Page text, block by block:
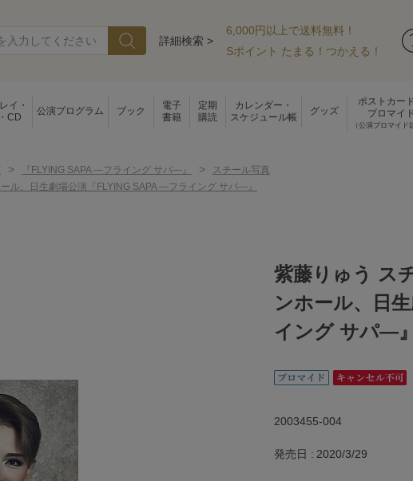
詳細検索 >
6,000円以上で送料無料！
Sポイント たまる！つかえる！
イ・
CD
公演プログラム ブック
電子
書籍
定期
購読
カレンダー・
スケジュール帳
グッズ
ポストカー
ブロマイ
（公演ブロマイド
> 『FLYING SAPA ―フライング サパ―』 > スチール写真
ル、日生劇場公演『FLYING SAPA ―フライング サパ―』
紫藤りゅう ス
ンホール、日
イング サパ―
2003455-004
発売日 2020/3/29